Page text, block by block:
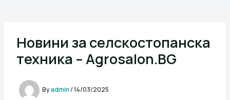
Новини за селскостопанска
техника – Agrosalon.BG
Byadmin/14/03/2025